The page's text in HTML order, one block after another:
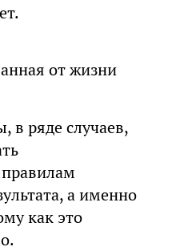
от жизни
в ряде случаев,
а именно
как это